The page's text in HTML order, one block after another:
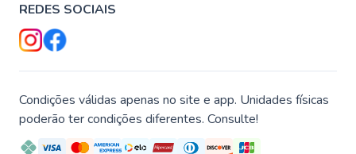
REDES SOCIAIS
Condições válidas apenas no site e app. Unidades físicas
poderão ter condições diferentes. Consulte!